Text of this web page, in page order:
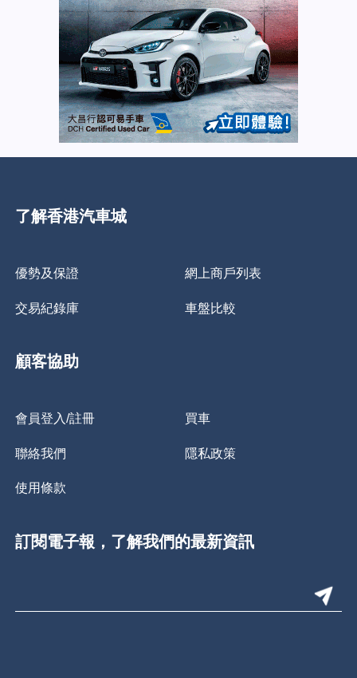
了解香港汽車城
優勢及保證 網上商戶列表
交易紀錄庫 車盤比較
顧客協助
會員登入/註冊 買車
聯絡我們 隱私政策
使用條款
訂閱電子報，了解我們的最新資訊